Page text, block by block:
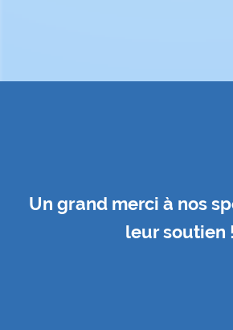
Un grand merci à nos
leur soutien !